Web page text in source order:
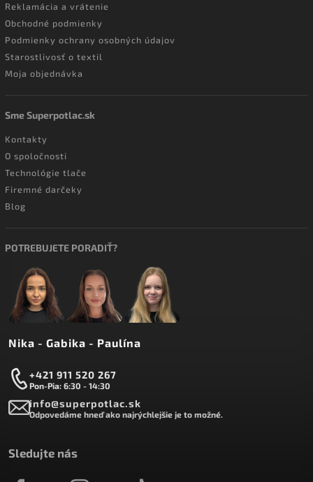
Reklamácia a vrátenie
Obchodné podmienky
Podmienky ochrany osobných údajov
Starostlivosť o textil
Moja objednávka
Sme Superpotlac.sk
Kontakty
O spoločnosti
Technológie tlače
Firemné darčeky
Blog
POTREBUJETE PORADIŤ?
Nika - Gabika - Paulína
+421 911 520 267
Pon-Pia: 6:30 - 14:30
info@superpotlac.sk
Odpovedáme hneď ako najrýchlejšie je to možné.
Sledujte nás